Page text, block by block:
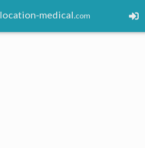
location-medical.com